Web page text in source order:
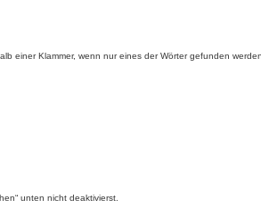
einer Klammer, wenn nur eines der Wörter gefunden
unten nicht deaktivierst.